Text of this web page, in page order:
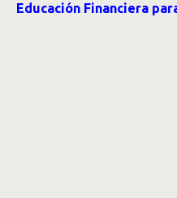
Educación Financiera